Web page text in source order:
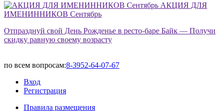
АКЦИЯ ДЛЯ
ИМЕНИННИКОВ Сентябрь
Отпразднуй свой День Рожденье в ресто-баре Байк — Получи
скидку равную своему возрасту
по всем вопросам:8-3952-64-07-67
Вход
Регистрация
Правила размещения